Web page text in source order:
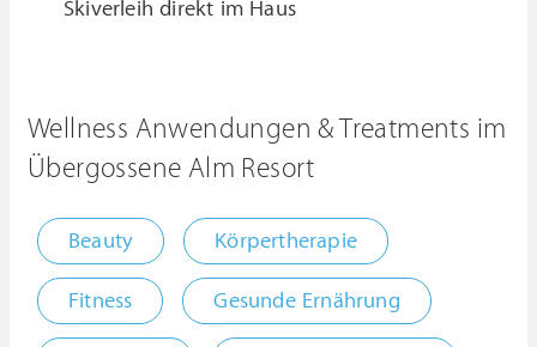
Skiverleih direkt im Haus
Wellness Anwendungen & Treatments im
Übergossene Alm Resort
Beauty Körpertherapie
Fitness Gesunde Ernährung